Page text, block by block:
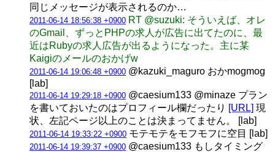
同じメッセージが表示されるのか…
2011-06-14 18:56:38 +0900 RT @suzuki: そういえば、オレ
のGmail、ずっとPHPの求人が広告に出てたのに、最
近はRubyの求人広告が出るようになった。主に某
Kaigiのメールのおかげw
2011-06-14 19:06:48 +0900 @kazuki_maguro おかmogmog
[lab]
2011-06-14 19:29:18 +0900 @caesium133 @minaze プラン
を書いておいたのはプロフィール欄だったり [URL] 現
状、左記ページ以上のことは決まってません。 [lab]
2011-06-14 19:33:22 +0900 モテモテをモフモフに空目 [lab]
2011-06-14 19:39:37 +0900 @caesium133 もしタイミング